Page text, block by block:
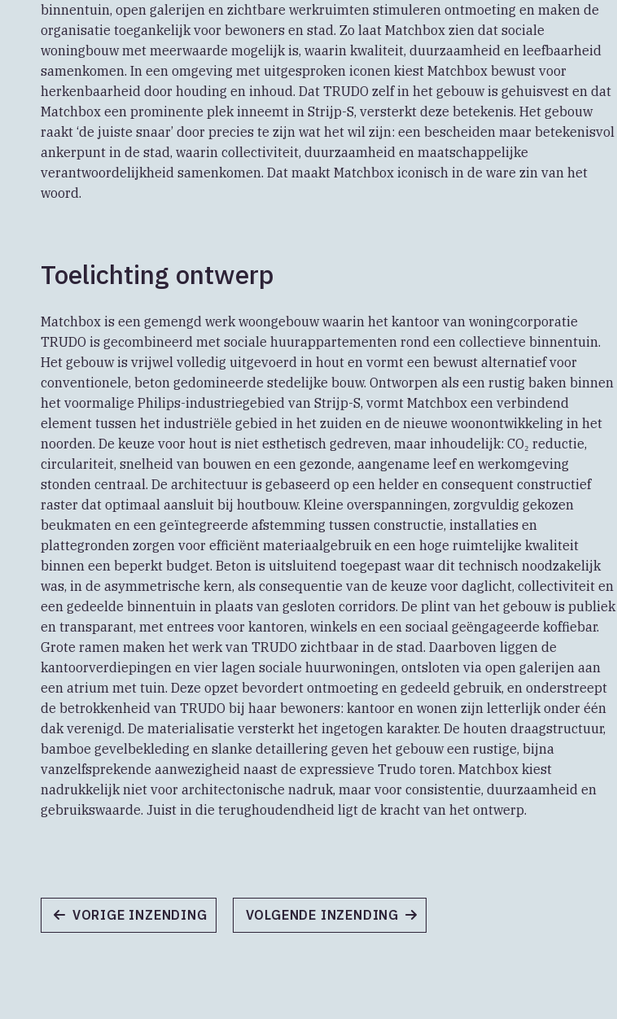
binnentuin, open galerijen en zichtbare werkruimten stimuleren ontmoeting en maken de
organisatie toegankelijk voor bewoners en stad. Zo laat Matchbox zien dat sociale
woningbouw met meerwaarde mogelijk is, waarin kwaliteit, duurzaamheid en leefbaarheid
samenkomen. In een omgeving met uitgesproken iconen kiest Matchbox bewust voor
herkenbaarheid door houding en inhoud. Dat TRUDO zelf in het gebouw is gehuisvest en dat
Matchbox een prominente plek inneemt in Strijp-S, versterkt deze betekenis. Het gebouw
raakt ‘de juiste snaar’ door precies te zijn wat het wil zijn: een bescheiden maar betekenisvol
ankerpunt in de stad, waarin collectiviteit, duurzaamheid en maatschappelijke
verantwoordelijkheid samenkomen. Dat maakt Matchbox iconisch in de ware zin van het
woord.
Toelichting ontwerp
Matchbox is een gemengd werk woongebouw waarin het kantoor van woningcorporatie
TRUDO is gecombineerd met sociale huurappartementen rond een collectieve binnentuin.
Het gebouw is vrijwel volledig uitgevoerd in hout en vormt een bewust alternatief voor
conventionele, beton gedomineerde stedelijke bouw. Ontworpen als een rustig baken binnen
het voormalige Philips-industriegebied van Strijp-S, vormt Matchbox een verbindend
element tussen het industriële gebied in het zuiden en de nieuwe woonontwikkeling in het
noorden. De keuze voor hout is niet esthetisch gedreven, maar inhoudelijk: CO₂ reductie,
circulariteit, snelheid van bouwen en een gezonde, aangename leef en werkomgeving
stonden centraal. De architectuur is gebaseerd op een helder en consequent constructief
raster dat optimaal aansluit bij houtbouw. Kleine overspanningen, zorgvuldig gekozen
beukmaten en een geïntegreerde afstemming tussen constructie, installaties en
plattegronden zorgen voor efficiënt materiaalgebruik en een hoge ruimtelijke kwaliteit
binnen een beperkt budget. Beton is uitsluitend toegepast waar dit technisch noodzakelijk
was, in de asymmetrische kern, als consequentie van de keuze voor daglicht, collectiviteit en
een gedeelde binnentuin in plaats van gesloten corridors. De plint van het gebouw is publiek
en transparant, met entrees voor kantoren, winkels en een sociaal geëngageerde koffiebar.
Grote ramen maken het werk van TRUDO zichtbaar in de stad. Daarboven liggen de
kantoorverdiepingen en vier lagen sociale huurwoningen, ontsloten via open galerijen aan
een atrium met tuin. Deze opzet bevordert ontmoeting en gedeeld gebruik, en onderstreept
de betrokkenheid van TRUDO bij haar bewoners: kantoor en wonen zijn letterlijk onder één
dak verenigd. De materialisatie versterkt het ingetogen karakter. De houten draagstructuur,
bamboe gevelbekleding en slanke detaillering geven het gebouw een rustige, bijna
vanzelfsprekende aanwezigheid naast de expressieve Trudo toren. Matchbox kiest
nadrukkelijk niet voor architectonische nadruk, maar voor consistentie, duurzaamheid en
gebruikswaarde. Juist in die terughoudendheid ligt de kracht van het ontwerp.
VORIGE INZENDING VOLGENDE INZENDING